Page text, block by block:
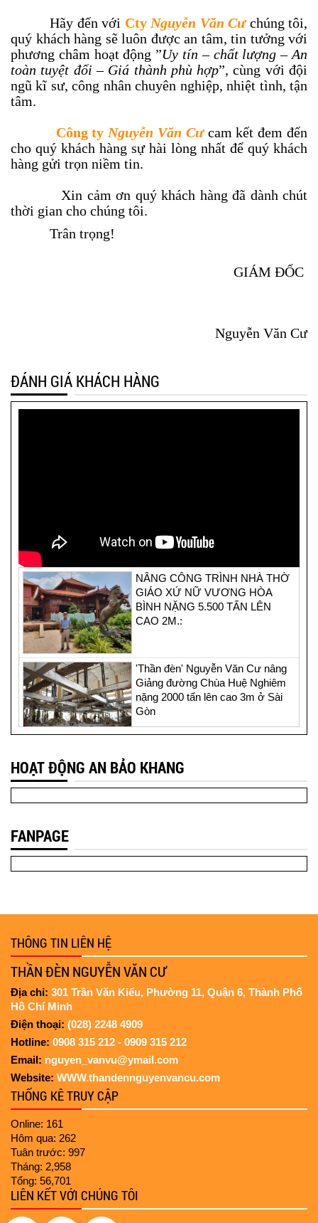
Hãy đến với Cty Nguyễn Văn Cưchúng tôi,
quý khách hàng sẽ luôn được an tâm, tin tưởng với
phương châm hoạt động ”Uy tín – chất lượng – An
toàn tuyệt đối – Giá thành phù hợp”, cùng với đội
ngũ kĩ sư, công nhân chuyên nghiệp, nhiệt tình, tận
tâm.
Công ty Nguyễn Văn Cưcam kết đem đến
cho quý khách hàng sự hài lòng nhất để quý khách
hàng gửi trọn niềm tin.
Xin cảm ơn quý khách hàng đã dành chút
thời gian cho chúng tôi.
Trân trọng!
GIÁM ĐỐC
Nguyễn Văn Cư
ĐÁNH GIÁ KHÁCH HÀNG
NÂNG CÔNG TRÌNH NHÀ THỜ
GIÁO XỨ NỮ VƯƠNG HÒA
BÌNH NẶNG 5.500 TẤN LÊN
CAO 2M.:
'Thần đèn' Nguyễn Văn Cư nâng
Giảng đường Chùa Huệ Nghiêm
nặng 2000 tấn lên cao 3m ở Sài
Gòn
nhà thờ 4.000 tấn lên cao 2 mét ở
Sài Gòn
Văn Cư nâng ngôi nhà rường
nặng 1.200 tấn
Di dời chính điện 70 tuổi của chùa
Diệu Đế
Nâng công tienh
HOẠT ĐỘNG AN BẢO KHANG
FANPAGE
THÔNG TIN LIÊN HỆ
THẦN ĐÈN NGUYỄN VĂN CƯ
Địa chỉ: 301 Trần Văn Kiểu, Phường 11, Quận 6, Thành Phố
Hồ Chí Minh
Điện thoại: (028) 2248 4909
Hotline: 0908 315 212 - 0909 315 212
Email: nguyen_vanvu@ymail.com
Website: WWW.thandennguyenvancu.com
THỐNG KÊ TRUY CẬP
Online: 161
Hôm qua: 262
Tuân trước: 997
Tháng: 2,958
Tổng: 56,701
LIÊN KẾT VỚI CHÚNG TÔI